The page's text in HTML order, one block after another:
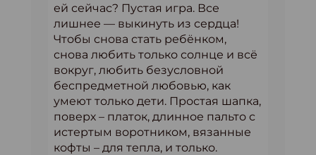
ей сейчас? Пустая игра. Все
лишнее — выкинуть из сердца!
Чтобы снова стать ребёнком,
снова любить только солнце и всё
вокруг, любить безусловной
беспредметной любовью, как
умеют только дети. Простая шапка,
поверх – платок, длинное пальто с
истертым воротником, вязанные
кофты – для тепла, и только.